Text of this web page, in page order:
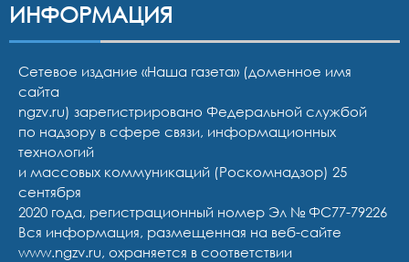
ИНФОРМАЦИЯ
Сетевое издание «Наша газета» (доменное имя
сайта
ngzv.ru) зарегистрировано Федеральной службой
по надзору в сфере связи, информационных
технологий
и массовых коммуникаций (Роскомнадзор) 25
сентября
2020 года, регистрационный номер Эл № ФС77-79226
Вся информация, размещенная на веб-сайте
www.ngzv.ru, охраняется в соответствии